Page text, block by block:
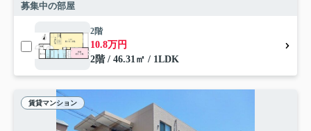
募集中の部屋
2階
10.8万円
2階 / 46.31㎡ / 1LDK
賃貸マンション